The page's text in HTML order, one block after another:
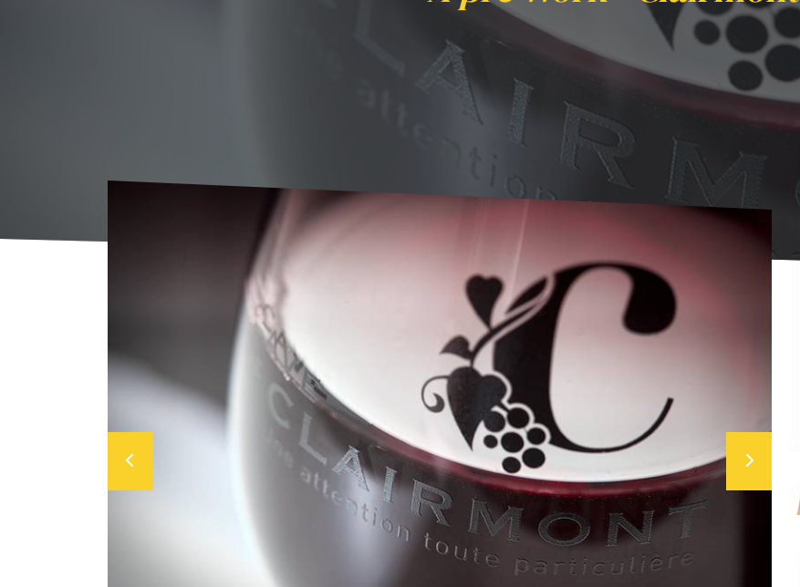
Agenda A pré Work - Clairmont